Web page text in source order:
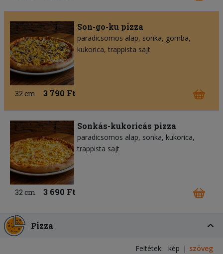
Son-go-ku pizza
paradicsomos alap sonka gomba
kukorica trappista sajt
32 cm 3 790 Ft
Sonkás-kukoricás pizza
paradicsomos alap sonka kukorica
trappista sajt
32 cm 3 690 Ft
Pizza
Feltétek: kép szöveg